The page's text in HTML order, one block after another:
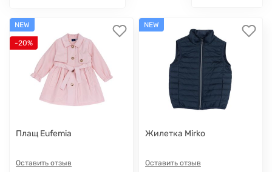
NEW
-20%
Плащ Eufemia
Оставить отзыв
NEW
Жилетка Mirko
Оставить отзыв